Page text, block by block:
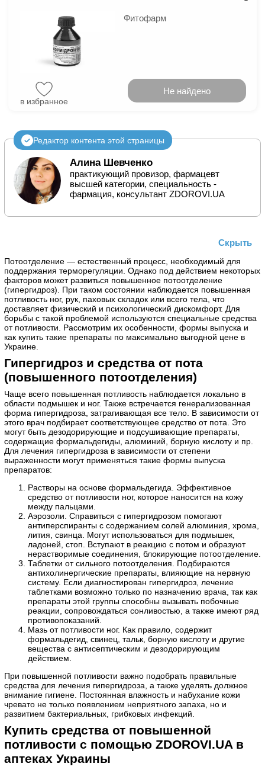
Фитофарм
в избранное
Не найдено
Редактор контента этой страницы
Алина Шевченко
практикующий провизор, фармацевт
высшей категории, специальность -
фармация, консультант ZDOROVI.UA
Потоотделение — естественный процесс, необходимый для
поддержания терморегуляции. Однако под действием некоторых
факторов может развиться повышенное потоотделение
(гипергидроз). При таком состоянии наблюдается повышенная
потливость ног, рук, паховых складок или всего тела, что
доставляет физический и психологический дискомфорт. Для
борьбы с такой проблемой используются специальные средства
от потливости. Рассмотрим их особенности, формы выпуска и
как купить такие препараты по максимально выгодной цене в
Украине.
Гипергидроз и средства от пота
(повышенного потоотделения)
Чаще всего повышенная потливость наблюдается локально в
области подмышек и ног. Также встречается генерализованная
форма гипергидроза, затрагивающая все тело. В зависимости от
этого врач подбирает соответствующее средство от пота. Это
могут быть дезодорирующие и подсушивающие препараты,
содержащие формальдегиды, алюминий, борную кислоту и пр.
Для лечения гипергидроза в зависимости от степени
выраженности могут применяться такие формы выпуска
препаратов:
Растворы на основе формальдегида. Эффективное
средство от потливости ног, которое наносится на кожу
между пальцами.
Аэрозоли. Справиться с гипергидрозом помогают
антиперспиранты с содержанием солей алюминия, хрома,
лития, свинца. Могут использоваться для подмышек,
ладоней, стоп. Вступают в реакцию с потом и образуют
нерастворимые соединения, блокирующие потоотделение.
Таблетки от сильного потоотделения. Подбираются
антихолинергические препараты, влияющие на нервную
систему. Если диагностирован гипергидроз, лечение
таблетками возможно только по назначению врача, так как
препараты этой группы способны вызывать побочные
реакции, сопровождаться сонливостью, а также имеют ряд
противопоказаний.
Мазь от потливости ног. Как правило, содержит
формальдегид, свинец, тальк, борную кислоту и другие
вещества с антисептическим и дезодорирующим
действием.
При повышенной потливости важно подобрать правильные
средства для лечения гипергидроза, а также уделять должное
внимание гигиене. Постоянная влажность и набухание кожи
чревато не только появлением неприятного запаха, но и
развитием бактериальных, грибковых инфекций.
Купить средства от повышенной
потливости с помощью ZDOROVI.UA в
аптеках Украины
Скрыть